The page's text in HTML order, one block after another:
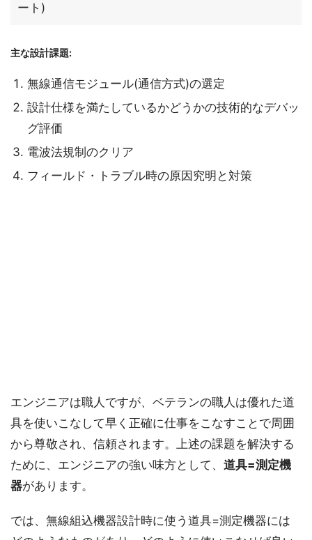
ート)
主な設計課題:
無線通信モジュール(通信方式)の選定
設計仕様を満たしているかどうかの技術的なデバッ
グ評価
電波法規制のクリア
フィールド・トラブル時の原因究明と対策
エンジニアは職人ですが、ベテランの職人は優れた道
具を使いこなして早く正確に仕事をこなすことで周囲
から尊敬され、信頼されます。上述の課題を解決する
ために、エンジニアの強い味方として、 道具=測定機
器があります。
では、無線組込機器設計時に使う道具=測定機器には